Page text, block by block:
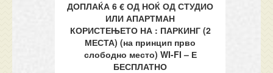
ДОПЛАЌА 6 € ОД НОЌ ОД СТУДИО
ИЛИ АПАРТМАН
КОРИСТЕЊЕТО НА : ПАРКИНГ (2
МЕСТА) (на принцип прво
слободно место) WI-FI – Е
БЕСПЛАТНО